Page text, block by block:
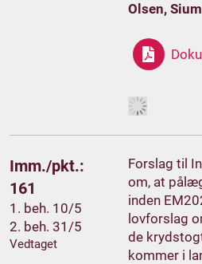
Olsen,
Imm./pkt.:
161
1. beh. 10/5
2. beh. 31/5
Vedtaget
Forslag til
om, at
inden
lovforslag
de
kommer i